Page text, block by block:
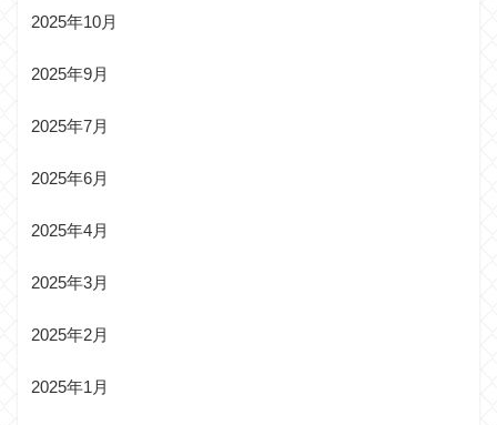
2025年10月
2025年9月
2025年7月
2025年6月
2025年4月
2025年3月
2025年2月
2025年1月